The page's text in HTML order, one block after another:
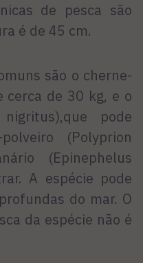
de pesca são
é de 45 cm.
são o cherne-
cerca de 30 kg, e o
pode
(Polyprion
(Epinephelus
A espécie pode
do mar. O
da espécie não é